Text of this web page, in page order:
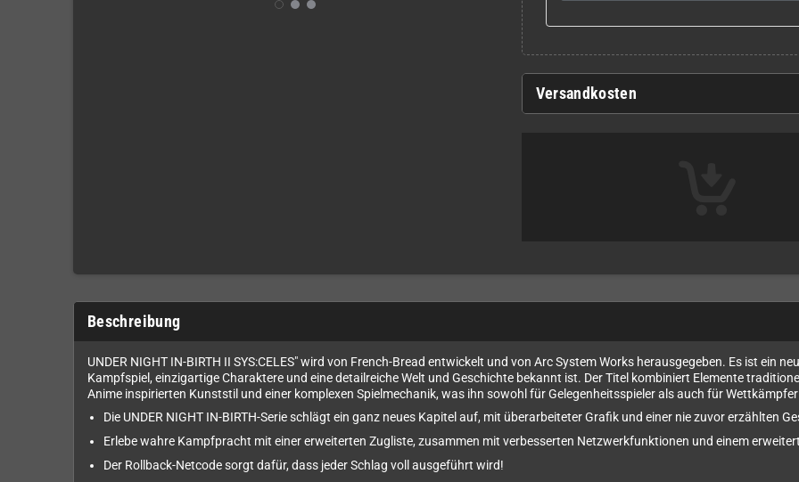
Versandkosten
Beschreibung
UNDER NIGHT IN-BIRTH II SYS:CELES" wird von French-Bread entwickelt und von Arc System Works herausgegeben. Es ist ein
Kampfspiel, einzigartige Charaktere und eine detailreiche Welt und Geschichte bekannt ist. Der Titel kombiniert Elemente
Anime inspirierten Kunststil und einer komplexen Spielmechanik, was ihn sowohl für Gelegenheitsspieler als auch für
Die UNDER NIGHT IN-BIRTH-Serie schlägt ein ganz neues Kapitel auf, mit überarbeiteter Grafik und einer nie zuvor erzählten
Erlebe wahre Kampfpracht mit einer erweiterten Zugliste, zusammen mit verbesserten Netzwerkfunktionen und einem
Der Rollback-Netcode sorgt dafür, dass jeder Schlag voll ausgeführt wird!